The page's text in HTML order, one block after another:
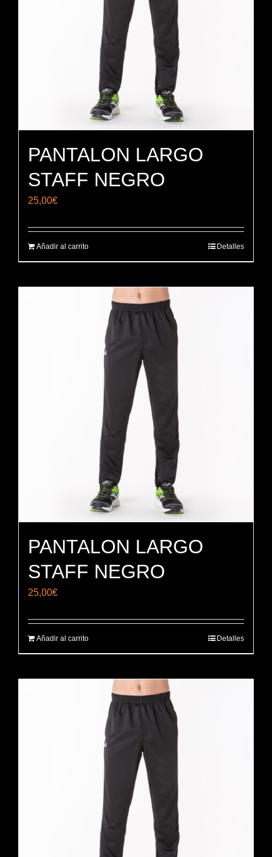
PANTALON LARGO
STAFF NEGRO
25,00€
Añadir al carrito Detalles
PANTALON LARGO
STAFF NEGRO
25,00€
Añadir al carrito Detalles